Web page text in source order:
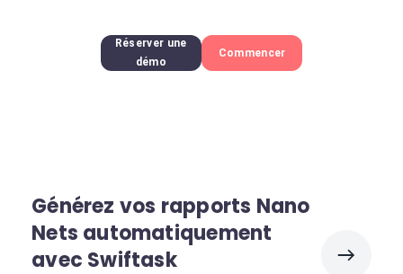
Réserver une
démo
Commencer
Générez vos rapports Nano
Nets automatiquement
avec Swiftask